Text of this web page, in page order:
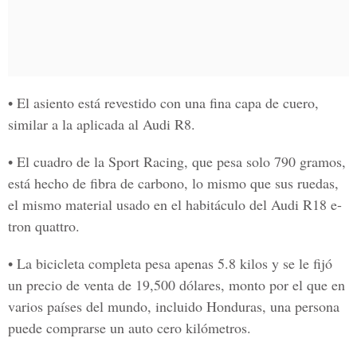
• El asiento está revestido con una fina capa de cuero,
similar a la aplicada al Audi R8.
• El cuadro de la Sport Racing, que pesa solo 790 gramos,
está hecho de fibra de carbono, lo mismo que sus ruedas,
el mismo material usado en el habitáculo del Audi R18 e-
tron quattro.
• La bicicleta completa pesa apenas 5.8 kilos y se le fijó
un precio de venta de 19,500 dólares, monto por el que en
varios países del mundo, incluido Honduras, una persona
puede comprarse un auto cero kilómetros.